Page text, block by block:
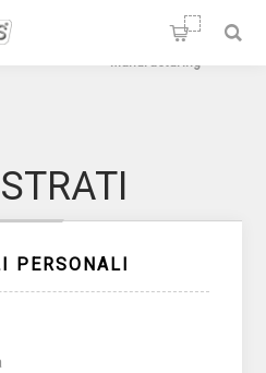
Soluzioni per la Lean
Manufacturing
PERSONALI